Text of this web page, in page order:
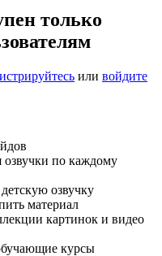
только
или войдите
по каждому
озвучку
материал
картинок и видео
курсы